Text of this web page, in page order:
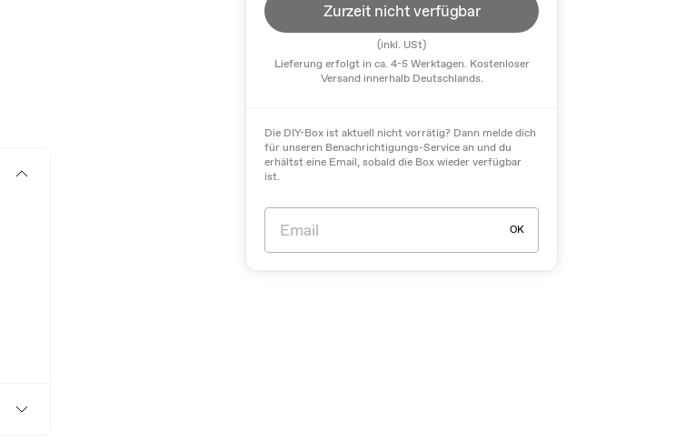
Zurzeit nicht verfügbar
(inkl. USt)
Lieferung erfolgt in ca. 4-5 Werktagen. Kostenloser
Versand innerhalb Deutschlands.
Die DIY-Box ist aktuell nicht vorrätig? Dann melde dich
für unseren Benachrichtigungs-Service an und du
erhältst eine Email, sobald die Box wieder verfügbar
ist.
OK